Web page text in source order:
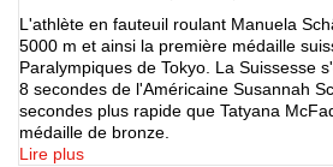
L'athlète en fauteuil roulant Manuela
5000 m et ainsi la première médaille
Paralympiques de Tokyo. La Suissesse
8 secondes de l'Américaine Susannah
secondes plus rapide que Tatyana
médaille de bronze.
Lire plus